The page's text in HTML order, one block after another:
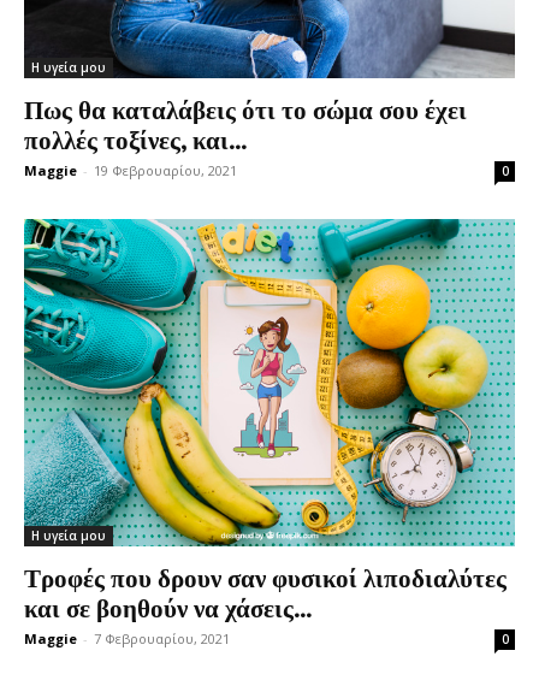
Η υγεία μου
Πως θα καταλάβεις ότι το σώμα σου έχει
πολλές τοξίνες, και...
Maggie - 19 Φεβρουαρίου, 2021 0
Η υγεία μου
Τροφές που δρουν σαν φυσικοί λιποδιαλύτες
και σε βοηθούν να χάσεις...
Maggie - 7 Φεβρουαρίου, 2021 0